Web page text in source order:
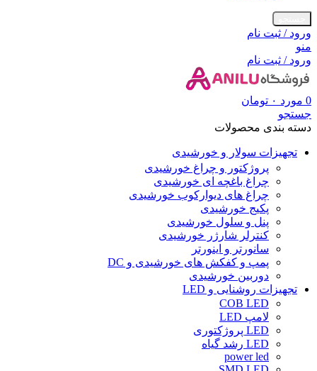
ورود / ثبت نام
منو
ورود / ثبت نام
0 مورد ۰ تومان
جستجو
دسته بندی محصولات
تجهیزات سولار و خورشیدی
پروژکتور و چراغ خورشیدی
چراغ باغچه ای خورشیدی
چراغ های دیوارکوب خورشیدی
پکیج خورشیدی
پنل و سلول خورشیدی
کنترلر شارژر خورشیدی
سانورتر و اینورتر
پمپ و کفکش های خورشیدی و DC
دوربین خورشیدی
تجهیزات روشنایی و LED
COB LED
لامپ LED
LED پروژکتوری
LED رشد گیاه
power led